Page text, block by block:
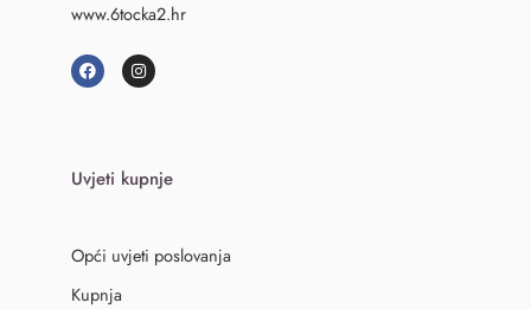
www.6tocka2.hr
Uvjeti kupnje
Opći uvjeti poslovanja
Kupnja